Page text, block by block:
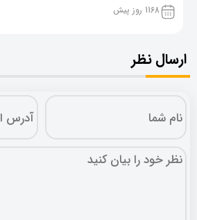
1168 روز پیش
ارسال نظر